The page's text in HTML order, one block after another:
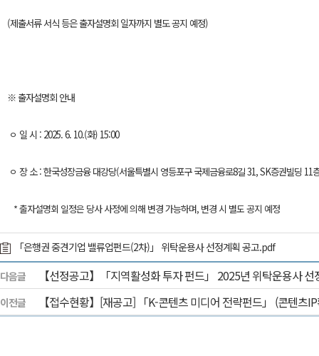
(제출서류 서식 등은 출자설명회 일자까지 별도 공지 예정)
※ 출자설명회 안내
ㅇ 일 시 : 2025. 6. 10.(화) 15:00
ㅇ 장 소 : 한국성장금융 대강당(서울특별시 영등포구 국제금융로8길 31, SK증권빌딩 11
* 출자설명회 일정은 당사 사정에 의해 변경 가능하며, 변경 시 별도 공지 예정 ​
「은행권 중견기업 밸류업펀드(2차)」 위탁운용사 선정계획 공고.pdf
다음글 【선정공고】「지역활성화 투자 펀드」 2025년 위탁운용사 선
이전글 【접수현황】[재공고] 「K-콘텐츠 미디어 전략펀드」 (콘텐츠